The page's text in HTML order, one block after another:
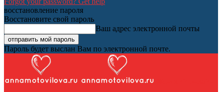
восстановление пароля
Восстановите свой пароль
Ваш адрес электронной почты
Пароль будет выслан Вам по электронной почте.